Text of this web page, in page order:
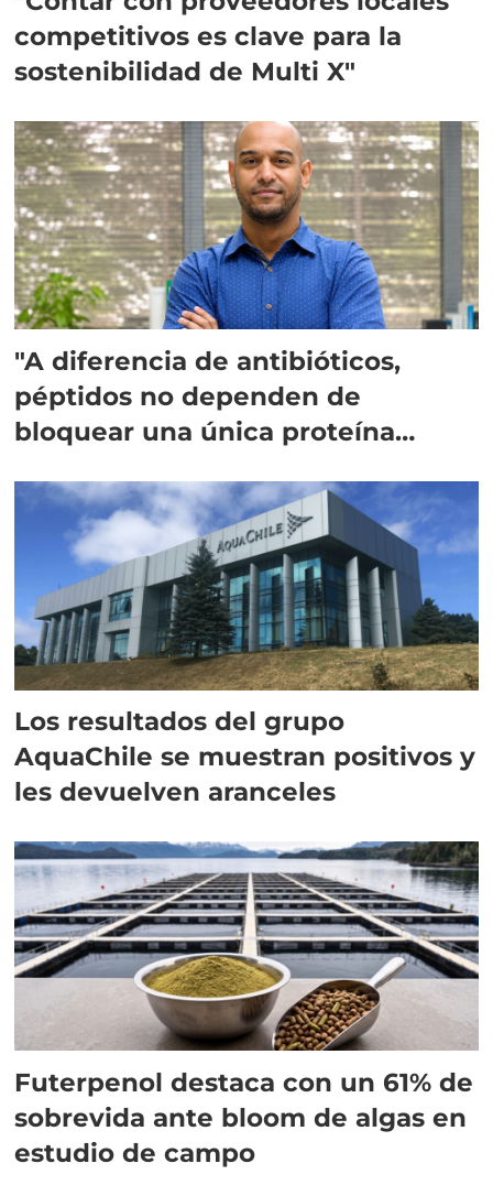
competitivos es clave para la
sostenibilidad de Multi X"
"A diferencia de antibióticos,
péptidos no dependen de
bloquear una única proteína
Los resultados del grupo
AquaChile se muestran positivos y
les devuelven aranceles
Futerpenol destaca con un 61% de
sobrevida ante bloom de algas en
estudio de campo